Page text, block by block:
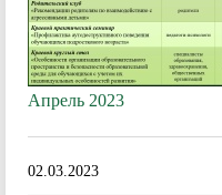
Апрель 2023
02.03.2023